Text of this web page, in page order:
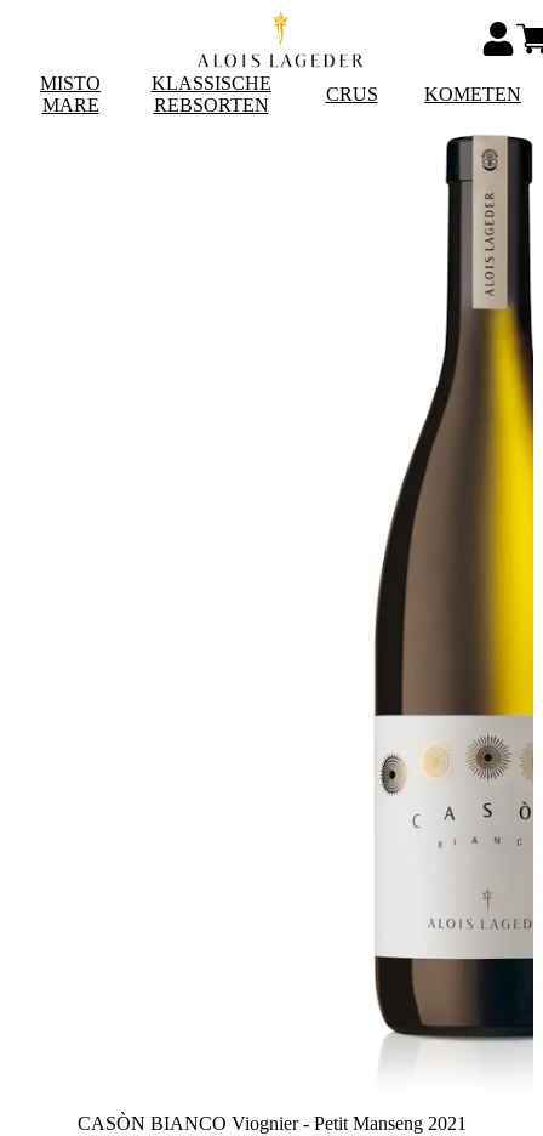
MISTO
MARE
KLASSISCHE
REBSORTEN
CRUS KOMETEN
CASÒN BIANCO Viognier - Petit Manseng 2021